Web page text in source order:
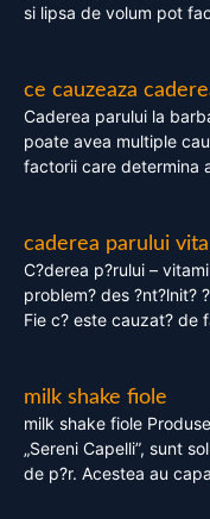
si lipsa de volum pot
ce cauzeaza
Caderea parului la
poate avea multiple
factorii care determina
caderea parului
C?derea p?rului –
problem? des ?nt?lnit?
Fie c? este cauzat? de
milk shake fiole
milk shake fiole
„Sereni Capelli”, sunt
de p?r. Acestea au